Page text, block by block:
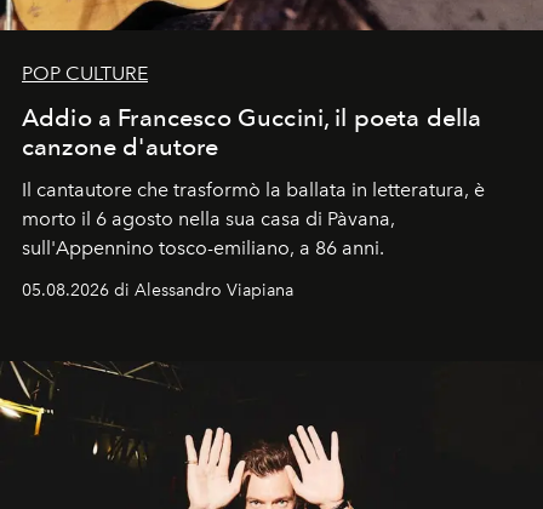
POP CULTURE
Addio a Francesco Guccini, il poeta della
canzone d'autore
Il cantautore che trasformò la ballata in letteratura, è
morto il 6 agosto nella sua casa di Pàvana,
sull'Appennino tosco-emiliano, a 86 anni.
05.08.2026 di Alessandro Viapiana